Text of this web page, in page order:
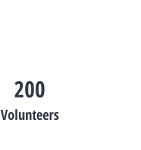
200
Volunteers